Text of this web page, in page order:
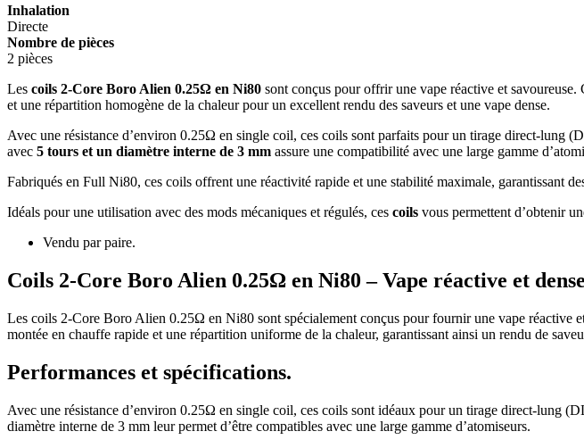
Inhalation
Directe
Nombre de pièces
2 pièces
Les coils 2-Core Boro Alien 0.25Ω en Ni80 sont conçus pour offrir une vape réactive et savoureuse.
et une répartition homogène de la chaleur pour un excellent rendu des saveurs et une vape dense.
Avec une résistance d’environ 0.25Ω en single coil, ces coils sont parfaits pour un tirage direct-lung
avec 5 tours et un diamètre interne de 3 mm assure une compatibilité avec une large gamme
Fabriqués en Full Ni80, ces coils offrent une réactivité rapide et une stabilité maximale, garantissant
Idéals pour une utilisation avec des mods mécaniques et régulés, ces coils vous permettent d’obtenir
Vendu par paire.
Coils 2-Core Boro Alien 0.25Ω en Ni80 – Vape réactive et
Les coils 2-Core Boro Alien 0.25Ω en Ni80 sont spécialement conçus pour fournir une vape réactive
montée en chauffe rapide et une répartition uniforme de la chaleur, garantissant ainsi un rendu de
Performances et spécifications.
Avec une résistance d’environ 0.25Ω en single coil, ces coils sont idéaux pour un tirage direct-lung
diamètre interne de 3 mm leur permet d’être compatibles avec une large gamme d’atomiseurs.